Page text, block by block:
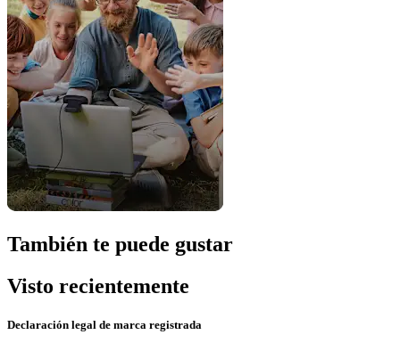
También te puede gustar
Visto recientemente
Declaración legal de marca registrada